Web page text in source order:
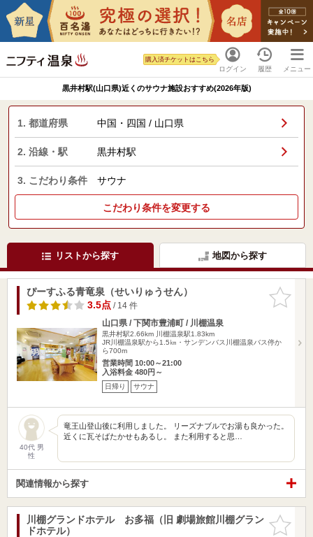
ログイン
購入済チケットはこちら
履歴 メニュー
黒井村駅(山口県)近くのサウナ施設おすすめ(2026年版)
1. 都道府県 中国・四国 / 山口県
2. 沿線・駅 黒井村駅
3. こだわり条件 サウナ
こだわり条件を変更する
リストから探す 地図から探す
お気に入
りに追加
ぴーすふる青竜泉（せいりゅうせん）
3.5点/ 14 件
山口県 / 下関市豊浦町 / 川棚温泉
黒井村駅2.66km
川棚温泉駅1.83km
JR川棚温泉駅から1.5㎞・サンデンバス川棚温泉バス停か
ら700m
営業時間 10:00～21:00
入浴料金 480円～
日帰り サウナ
40代 男
性
竜王山登山後に利用しました。 リーズナブルでお湯も良かった。
近くに瓦そばたかせもあるし。 また利用すると思…
関連情報から探す
お気に入
りに追加
川棚グランドホテル お多福（旧 劇場旅館川棚グラン
ドホテル）